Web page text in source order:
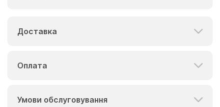
Доставка
Оплата
Умови обслуговування